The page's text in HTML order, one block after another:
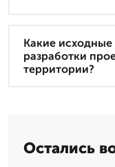
Какие
разработки
территории?
Остались